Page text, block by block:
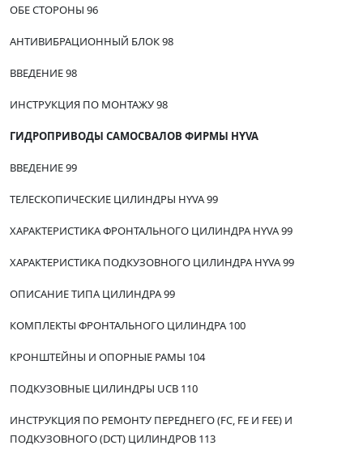
ОБЕ СТОРОНЫ 96
АНТИВИБРАЦИОННЫЙ БЛОК 98
ВВЕДЕНИЕ 98
ИНСТРУКЦИЯ ПО МОНТАЖУ 98
ГИДРОПРИВОДЫ САМОСВАЛОВ ФИРМЫ HYVA
ВВЕДЕНИЕ 99
ТЕЛЕСКОПИЧЕСКИЕ ЦИЛИНДРЫ HYVA 99
ХАРАКТЕРИСТИКА ФРОНТАЛЬНОГО ЦИЛИНДРА HYVA 99
ХАРАКТЕРИСТИКА ПОДКУЗОВНОГО ЦИЛИНДРА HYVA 99
ОПИСАНИЕ ТИПА ЦИЛИНДРА 99
КОМПЛЕКТЫ ФРОНТАЛЬНОГО ЦИЛИНДРА 100
КРОНШТЕЙНЫ И ОПОРНЫЕ РАМЫ 104
ПОДКУЗОВНЫЕ ЦИЛИНДРЫ UCB 110
ИНСТРУКЦИЯ ПО РЕМОНТУ ПЕРЕДНЕГО (FC, FE И FEE) И
ПОДКУЗОВНОГО (DCT) ЦИЛИНДРОВ 113